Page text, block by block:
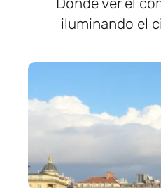
iluminando el